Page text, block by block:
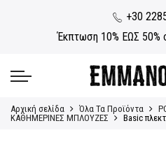
+30
Έκπτωση 10% ΕΩΣ 50%
Αρχική σελίδα Όλα Τα Προϊόντα
ΚΑΘΗΜΕΡΙΝΕΣ ΜΠΛΟΥΖΕΣ
Basic